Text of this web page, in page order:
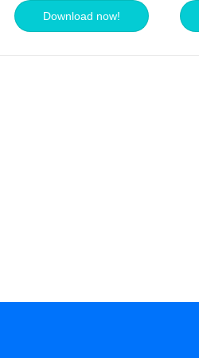
Download now!